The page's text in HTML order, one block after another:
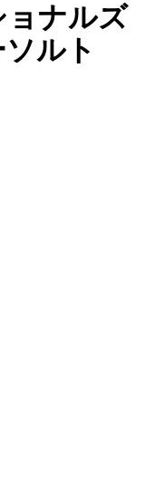
ョナルズ
ルト